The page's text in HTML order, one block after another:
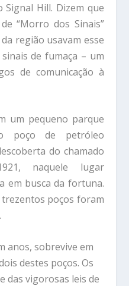
Signal Hill. Dizem que
“Morro dos Sinais”
região usavam esse
de fumaça – um
de comunicação à
um pequeno parque
poço de petróleo
do chamado
naquele lugar
em busca da fortuna.
poços foram
anos, sobrevive em
destes poços. Os
das vigorosas leis de